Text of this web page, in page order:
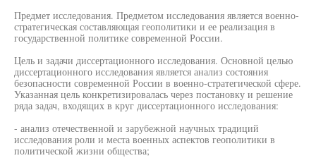
Предмет исследования. Предметом исследования является военно-
стратегическая составляющая геополитики и ее реализация в
государственной политике современной России.
Цель и задачи диссертационного исследования. Основной целью
диссертационного исследования является анализ состояния
безопасности современной России в военно-стратегической сфере.
Указанная цель конкретизировалась через постановку и решение
ряда задач, входящих в круг диссертационного исследования:
- анализ отечественной и зарубежной научных традиций
исследования роли и места военных аспектов геополитики в
политической жизни общества;